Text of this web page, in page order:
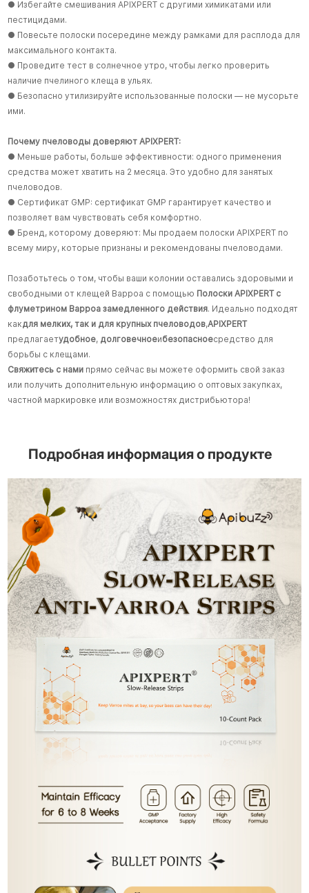
● Избегайте смешивания APIXPERT с другими химикатами или
пестицидами.
● Повесьте полоски посередине между рамками для расплода для
максимального контакта.
● Проведите тест в солнечное утро, чтобы легко проверить
наличие пчелиного клеща в ульях.
● Безопасно утилизируйте использованные полоски — не мусорьте
ими.
Почему пчеловоды доверяют APIXPERT:
● Меньше работы, больше эффективности: одного применения
средства может хватить на 2 месяца. Это удобно для занятых
пчеловодов.
● Сертификат GMP: сертификат GMP гарантирует качество и
позволяет вам чувствовать себя комфортно.
● Бренд, которому доверяют: Мы продаем полоски APIXPERT по
всему миру, которые признаны и рекомендованы пчеловодами.
Позаботьтесь о том, чтобы ваши колонии оставались здоровыми и
свободными от клещей Варроа с помощью Полоски APIXPERT с
флуметрином Варроа замедленного действия. Идеально подходят
какдля мелких, так и для крупных пчеловодов,APIXPERT
предлагаетудобное, долговечноеибезопасноесредство для
борьбы с клещами.
Свяжитесь с нами прямо сейчас вы можете оформить свой заказ
или получить дополнительную информацию о оптовых закупках,
частной маркировке или возможностях дистрибьютора!
Подробная информация о продукте